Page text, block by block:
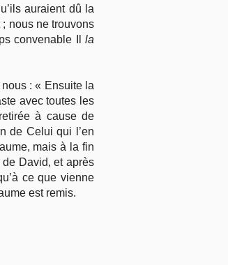
auraient dû la
; nous ne trouvons
convenable Il la
: « Ensuite la
avec toutes les
à cause de
de Celui qui l’en
mais à la fin
David, et après
ce que vienne
est remis.